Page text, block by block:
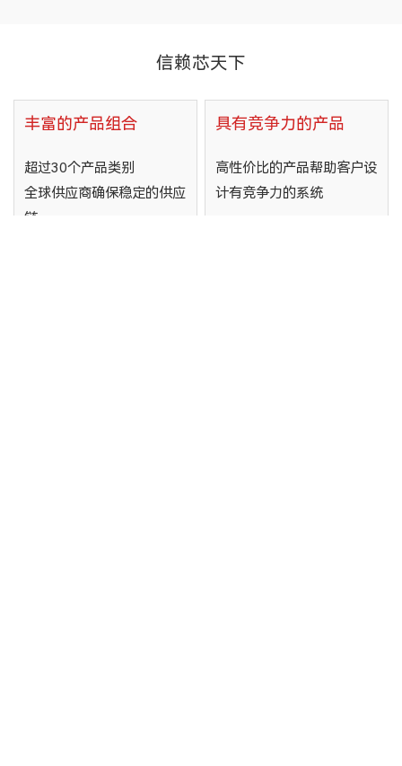
信赖芯天下
丰富的产品组合
超过30个产品类别
全球供应商确保稳定的供应
链
具有竞争力的产品
高性价比的产品帮助客户设
计有竞争力的系统